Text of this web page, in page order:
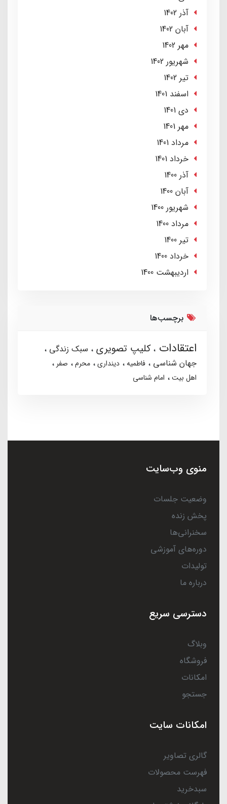
آذر 1402
آبان 1402
مهر 1402
شهریور 1402
تير 1402
اسفند 1401
دی 1401
مهر 1401
مرداد 1401
خرداد 1401
آذر 1400
آبان 1400
شهریور 1400
مرداد 1400
تير 1400
خرداد 1400
ارديبهشت 1400
برچسب‌ها
اعتقادات کلیپ تصویری
سبک زندگی
جهان شناسی
فاطمیه دینداری محرم
صفر
اهل بیت
امام شناسی
منوی وب‌سایت
وضعیت جلسات
پخش زنده
سخنرانی‌ها
دوره‌های آموزشی
تولیدات
درباره ما
دسترسی سریع
وبلاگ
فروشگاه
امکانات
جستجو
امکانات سایت
گالری تصاویر
فهرست محصولات
سبدخرید